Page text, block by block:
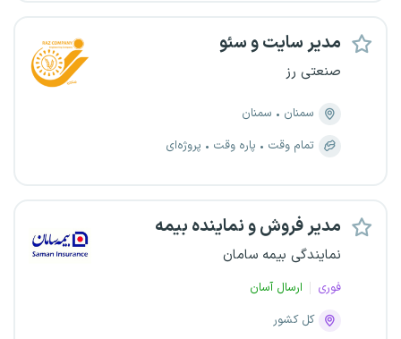
مدیر سایت و سئو
صنعتی رز
سمنان
سمنان
تمام وقت
پاره وقت پروژه‌ای
مدیر فروش و نماینده بیمه
نمایندگی بیمه سامان
فوری
ارسال آسان
کل کشور